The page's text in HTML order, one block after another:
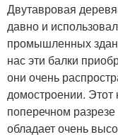
Двутавровая
давно и
промышленных
нас эти балки
они очень
домостроении. Этот
поперечном
обладает очень